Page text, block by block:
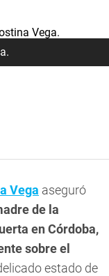
Vega aseguró
de la
en Córdoba,
sobre el
estado de